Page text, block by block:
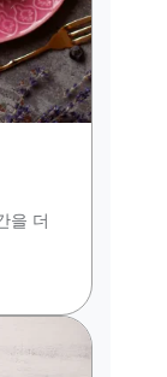
을 더